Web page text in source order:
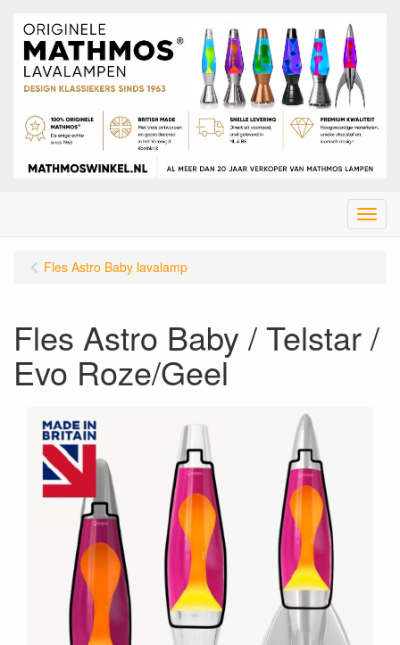
Menu
Fles Astro Baby lavalamp
Fles Astro Baby / Telstar /
Evo Roze/Geel